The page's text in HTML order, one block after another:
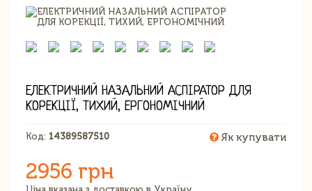
ЕЛЕКТРИЧНИЙ НАЗАЛЬНИЙ АСПІРАТОР ДЛЯ
КОРЕКЦІЇ, ТИХИЙ, ЕРГОНОМІЧНИЙ
Код: 14389587510 Як купувати
2956 грн